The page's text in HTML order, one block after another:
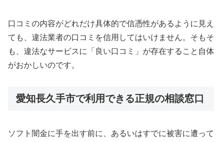
口コミの内容がどれだけ具体的で信憑性があるように見え
ても、違法業者の口コミを信用してはいけません。そもそ
も、違法なサービスに「良い口コミ」が存在すること自体
がおかしいのです。
愛知長久手市で利用できる正規の相談窓口
ソフト闇金に手を出す前に、あるいはすでに被害に遭って